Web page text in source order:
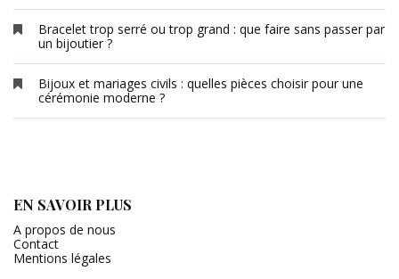
Bracelet trop serré ou trop grand : que faire sans passer par
un bijoutier ?
Bijoux et mariages civils : quelles pièces choisir pour une
cérémonie moderne ?
EN SAVOIR PLUS
A propos de nous
Contact
Mentions légales